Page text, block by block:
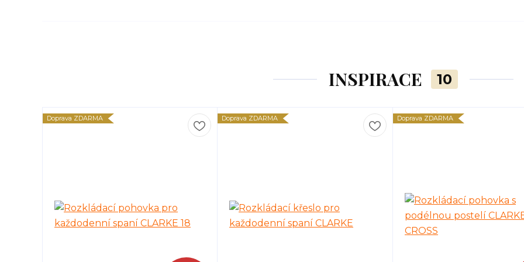
INSPIRACE 10
Doprava ZDARMA Doprava ZDARMA Doprava ZDARMA